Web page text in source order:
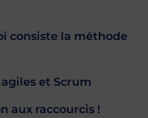
consiste la méthode
et Scrum
aux raccourcis !